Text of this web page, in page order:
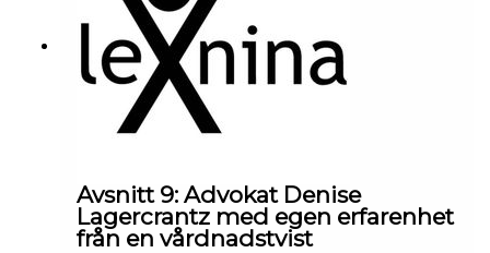
Avsnitt 9: Advokat Denise
Lagercrantz med egen erfarenhet
från en vårdnadstvist